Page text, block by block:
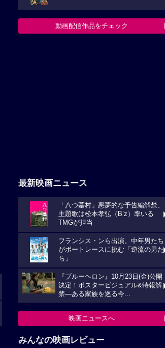
動画配信作品をチェック
最新映画ニュース
「八つ墓村」悪夢的な予告編解禁、
主題歌は松本孝弘（B’z）率いる
TMGが担当
フランシス・ンら出演。中年男たち
がボートレースに挑む「逆流の男た
ち」
『ブルーヘロン』10月23日(金)公開
決定！ポスタービジュアル&特報解
禁―ある家族を巡る今...
映画ニュースへ
みんなの映画レビュー